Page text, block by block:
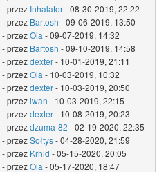
- przez Inhalator- 08-30-2019, 22:22
- przez Bartosh - 09-06-2019, 13:50
- przezOla - 09-07-2019, 14:32
- przez Bartosh - 09-10-2019, 14:58
- przezdexter- 10-01-2019, 21:11
- przezOla - 10-03-2019, 10:32
- przezdexter- 10-03-2019, 20:50
- przeziwan - 10-03-2019, 22:15
- przezdexter- 10-08-2019, 20:23
- przezdzuma-82 - 02-19-2020, 22:35
- przezSołtys- 04-28-2020, 21:59
- przez Krhid - 05-15-2020, 20:05
- przezOla - 05-17-2020, 18:47